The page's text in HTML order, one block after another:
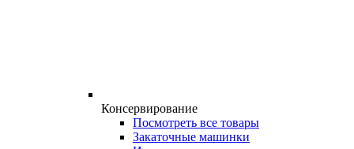
Консервирование
Посмотреть все товары
Закаточные машинки